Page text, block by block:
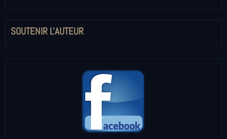
SOUTENIR L'AUTEUR